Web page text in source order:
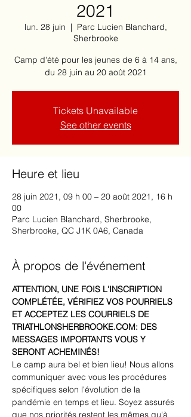
2021
lun. 28 juin
  |
Parc Lucien Blanchard,
Sherbrooke
Camp d'été pour les jeunes de 6 à 14 ans,
du 28 juin au 20 août 2021
Tickets Unavailable
See other events
Heure et lieu
28 juin 2021, 09 h 00 – 20 août 2021, 16 h
00
Parc Lucien Blanchard, Sherbrooke,
Sherbrooke, QC J1K 0A6, Canada
À propos de l'événement
ATTENTION, UNE FOIS L'INSCRIPTION
COMPLÉTÉE, VÉRIFIEZ VOS POURRIELS
ET ACCEPTEZ LES COURRIELS DE
TRIATHLONSHERBROOKE.COM: DES
MESSAGES IMPORTANTS VOUS Y
SERONT ACHEMINÉS!
Le camp aura bel et bien lieu! Nous allons
communiquer avec vous les procédures
spécifiques selon l'évolution de la
pandémie en temps et lieu. Soyez assurés
que nos priorités restent les mêmes qu'à